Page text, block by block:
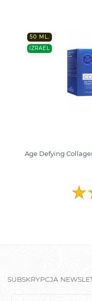
50 ML.
IZRAEL
Age Defying
SUBSKRYPCJA